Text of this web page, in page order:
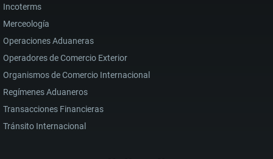
Incoterms
Merceología
Operaciones Aduaneras
Operadores de Comercio Exterior
Organismos de Comercio Internacional
Regímenes Aduaneros
Transacciones Financieras
Tránsito Internacional